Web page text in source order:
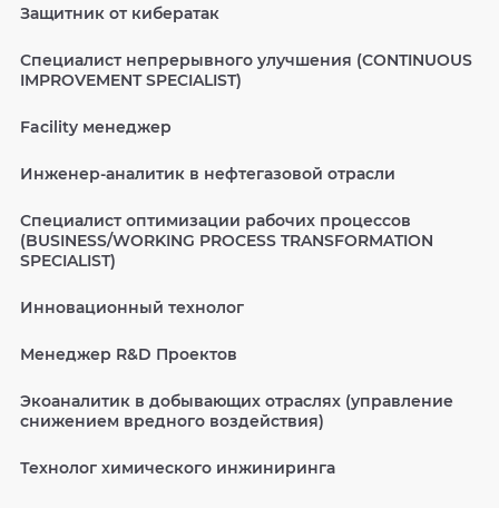
Защитник от кибератак
Специалист непрерывного улучшения (CONTINUOUS
IMPROVEMENT SPECIALIST)
Facility менеджер
Инженер-аналитик в нефтегазовой отрасли
Специалист оптимизации рабочих процессов
(BUSINESS/WORKING PROCESS TRANSFORMATION
SPECIALIST)
Инновационный технолог
Менеджер R&D Проектов
Экоаналитик в добывающих отраслях (управление
снижением вредного воздействия)
Технолог химического инжиниринга